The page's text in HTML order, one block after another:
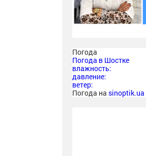
Погода
Погода в Шостке
влажность:
давление:
ветер:
Погода на sinoptik.ua